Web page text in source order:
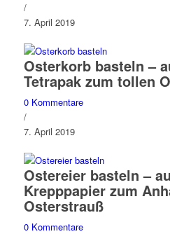
/
7. April 2019
Osterkorb basteln –
Tetrapak zum tollen
0 Kommentare
/
7. April 2019
Ostereier basteln –
Krepppapier zum
Osterstrauß
0 Kommentare